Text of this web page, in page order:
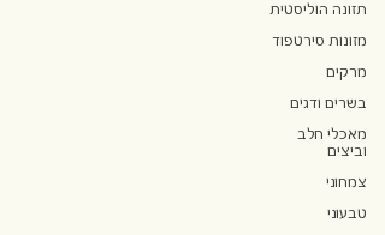
תזונה הוליסטית
מזונות סירטפוד
מרקים
בשרים ודגים
מאכלי חלב
וביצים
צמחוני
טבעוני